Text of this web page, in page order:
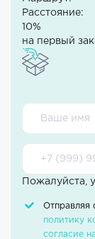
Расстояние:
10%
на первый
Пожалуйста,
Отправляя
политику
согласие